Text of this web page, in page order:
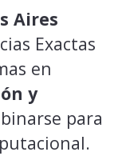
Aires
Exactas
en
y
para